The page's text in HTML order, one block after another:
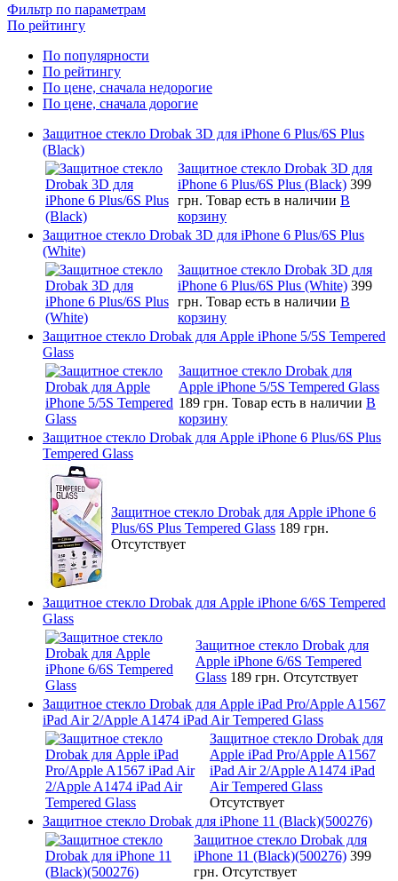
Фильтр по параметрам
По рейтингу
По популярности
По рейтингу
По цене, сначала недорогие
По цене, сначала дорогие
Защитное стекло Drobak 3D для iPhone 6 Plus/6S Plus
(Black)
Защитное стекло Drobak 3D для
iPhone 6 Plus/6S Plus (Black) 399
грн. Товар есть в наличии В
корзину
Защитное стекло Drobak 3D для iPhone 6 Plus/6S Plus
(White)
Защитное стекло Drobak 3D для
iPhone 6 Plus/6S Plus (White) 399
грн. Товар есть в наличии В
корзину
Защитное стекло Drobak для Apple iPhone 5/5S Tempered
Glass
Защитное стекло Drobak для
Apple iPhone 5/5S Tempered Glass
189 грн. Товар есть в наличии В
корзину
Защитное стекло Drobak для Apple iPhone 6 Plus/6S Plus
Tempered Glass
Защитное стекло Drobak для Apple iPhone 6
Plus/6S Plus Tempered Glass 189 грн.
Отсутствует
Защитное стекло Drobak для Apple iPhone 6/6S Tempered
Glass
Защитное стекло Drobak для
Apple iPhone 6/6S Tempered
Glass 189 грн. Отсутствует
Защитное стекло Drobak для Apple iPad Pro/Apple A1567
iPad Air 2/Apple A1474 iPad Air Tempered Glass
Защитное стекло Drobak для
Apple iPad Pro/Apple A1567
iPad Air 2/Apple A1474 iPad
Air Tempered Glass
Отсутствует
Защитное стекло Drobak для iPhone 11 (Black)(500276)
Защитное стекло Drobak для
iPhone 11 (Black)(500276) 399
грн. Отсутствует